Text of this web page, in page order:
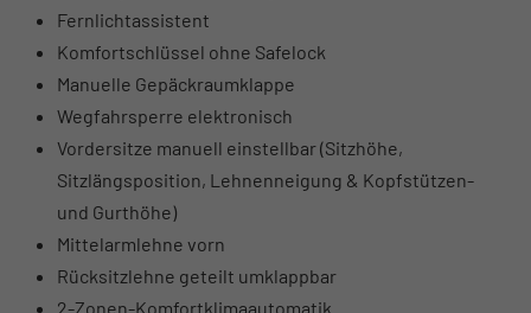
Fernlichtassistent
Komfortschlüssel ohne Safelock
Manuelle Gepäckraumklappe
Wegfahrsperre elektronisch
Vordersitze manuell einstellbar (Sitzhöhe,
Sitzlängsposition, Lehnenneigung & Kopfstützen-
und Gurthöhe)
Mittelarmlehne vorn
Rücksitzlehne geteilt umklappbar
2-Zonen-Komfortklimaautomatik